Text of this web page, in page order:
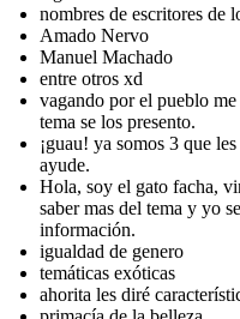
nombres de escritores de
Amado Nervo
Manuel Machado
entre otros xd
vagando por el pueblo
tema se los presento.
¡guau! ya somos 3 que
ayude.
Hola, soy el gato facha,
saber mas del tema y yo
información.
igualdad de genero
temáticas exóticas
ahorita les diré